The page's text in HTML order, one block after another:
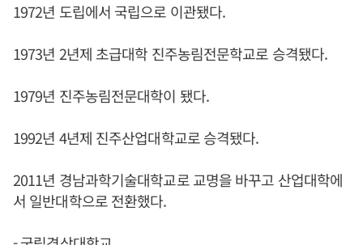
1972년 도립에서 국립으로 이관됐다.
1973년 2년제 초급대학 진주농림전문학교로 승격됐다.
1979년 진주농림전문대학이 됐다.
1992년 4년제 진주산업대학교로 승격됐다.
2011년 경남과학기술대학교로 교명을 바꾸고 산업대학에
서 일반대학으로 전환했다.